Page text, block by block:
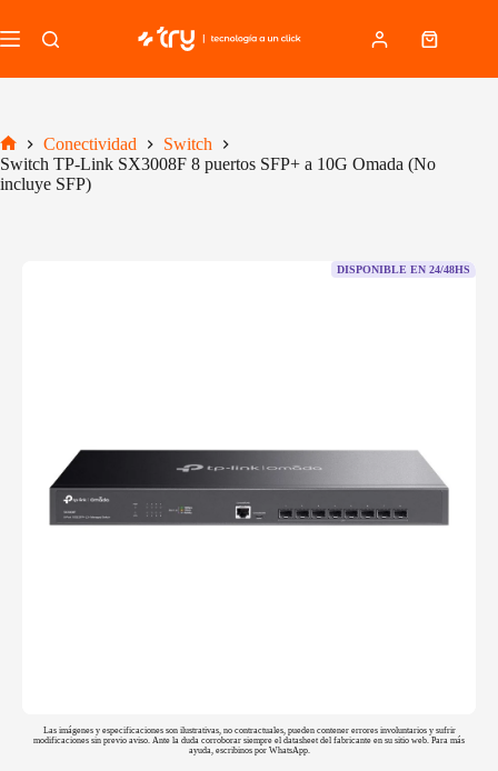
al
contenido
Carro
Inicio
Conectividad
Switch
Switch TP-Link SX3008F 8 puertos SFP+ a 10G Omada (No
incluye SFP)
DISPONIBLE EN 24/48HS
Las imágenes y especificaciones son ilustrativas, no contractuales, pueden contener errores involuntarios y sufrir
modificaciones sin previo aviso. Ante la duda corroborar siempre el datasheet del fabricante en su sitio web. Para más
ayuda, escribinos por WhatsApp.